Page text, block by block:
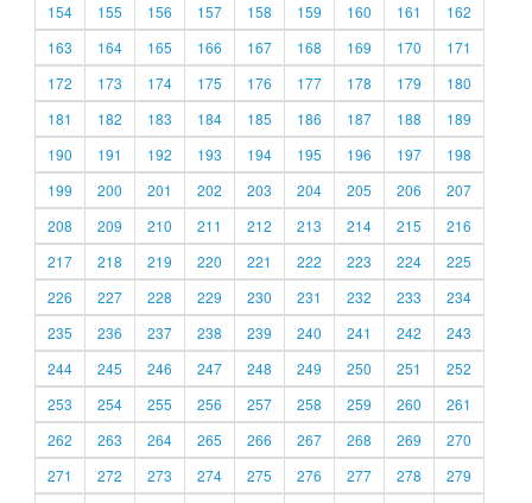
154
155 156 157 158 159 160 161
162
163
164 165 166 167 168 169 170
171
172
173 174 175 176 177 178 179
180
181
182 183 184 185 186 187 188
189
190
191 192 193 194 195 196 197
198
199
200 201 202 203 204 205 206
207
208
209 210 211 212 213 214 215
216
217
218 219 220 221 222 223 224
225
226
227 228 229 230 231 232 233
234
235
236 237 238 239 240 241 242
243
244
245 246 247 248 249 250 251
252
253
254 255 256 257 258 259 260
261
262
263 264 265 266 267 268 269
270
271
272 273 274 275 276 277 278
279